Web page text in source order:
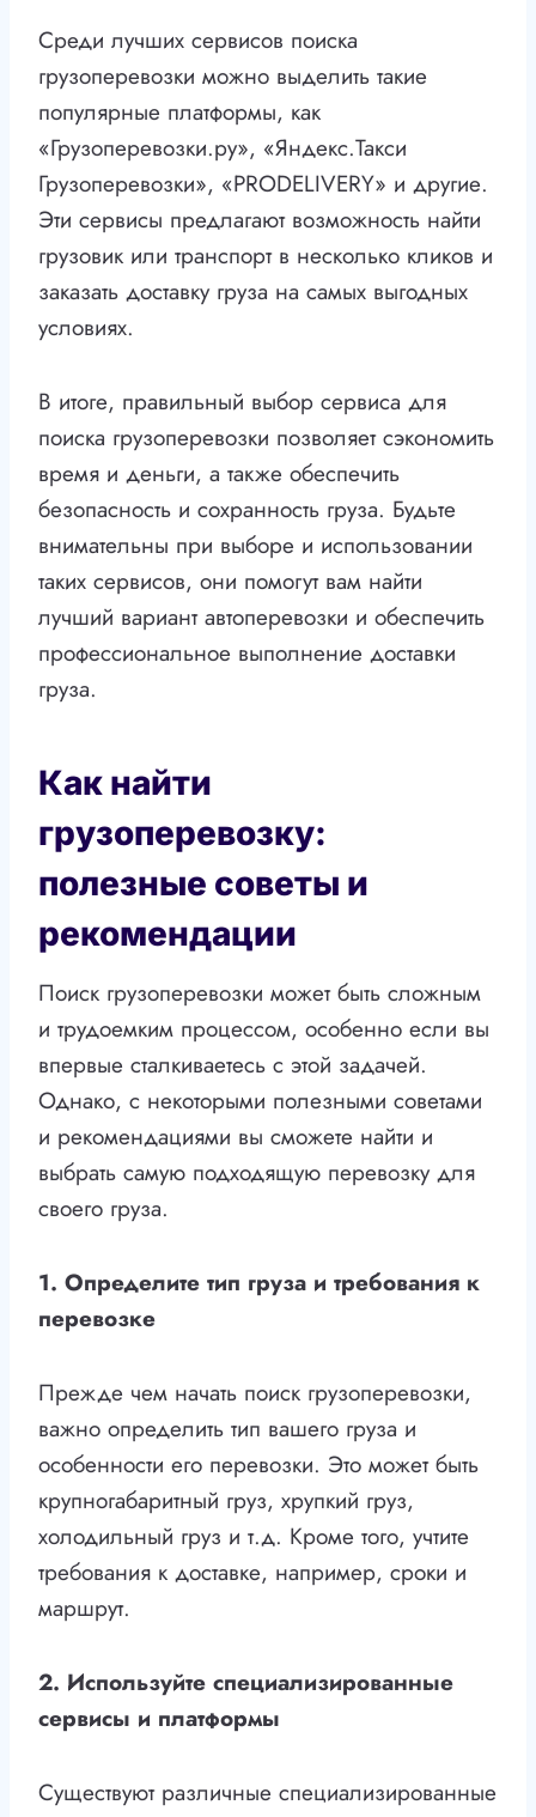
Среди лучших сервисов поиска
грузоперевозки можно выделить такие
популярные платформы, как
«Грузоперевозки.ру», «Яндекс.Такси
Грузоперевозки», «PRODELIVERY» и другие.
Эти сервисы предлагают возможность найти
грузовик или транспорт в несколько кликов и
заказать доставку груза на самых выгодных
условиях.
В итоге, правильный выбор сервиса для
поиска грузоперевозки позволяет сэкономить
время и деньги, а также обеспечить
безопасность и сохранность груза. Будьте
внимательны при выборе и использовании
таких сервисов, они помогут вам найти
лучший вариант автоперевозки и обеспечить
профессиональное выполнение доставки
груза.
Как найти
грузоперевозку:
полезные советы и
рекомендации
Поиск грузоперевозки может быть сложным
и трудоемким процессом, особенно если вы
впервые сталкиваетесь с этой задачей.
Однако, с некоторыми полезными советами
и рекомендациями вы сможете найти и
выбрать самую подходящую перевозку для
своего груза.
1. Определите тип груза и требования к
перевозке
Прежде чем начать поиск грузоперевозки,
важно определить тип вашего груза и
особенности его перевозки. Это может быть
крупногабаритный груз, хрупкий груз,
холодильный груз и т.д. Кроме того, учтите
требования к доставке, например, сроки и
маршрут.
2. Используйте специализированные
сервисы и платформы
Существуют различные специализированные